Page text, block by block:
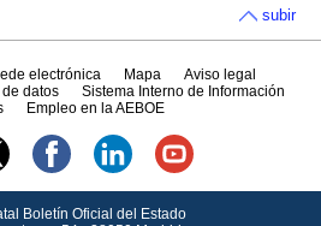
subir
electrónica Mapa
Aviso legal
de datos
Sistema Interno de Información
Empleo en la AEBOE
Boletín Oficial del Estado